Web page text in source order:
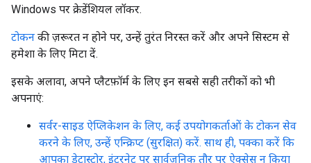
Windows पर क्रेडेंशियल लॉकर.
टोकन की ज़रूरत न होने पर, उन्हें तुरंत निरस्त करें और अपने सिस्टम से
हमेशा के लिए मिटा दें.
इसके अलावा, अपने प्लैटफ़ॉर्म के लिए इन सबसे सही तरीकों को भी
अपनाएं:
सर्वर-साइड ऐप्लिकेशन के लिए, कई उपयोगकर्ताओं के टोकन सेव
करने के लिए, उन्हें एन्क्रिप्ट (सुरक्षित) करें. साथ ही, पक्का करें कि
आपका डेटास्टोर, इंटरनेट पर सार्वजनिक तौर पर ऐक्सेस न किया